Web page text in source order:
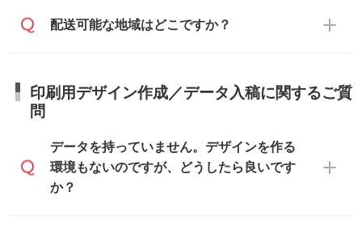
納期は商品や数量、印刷方法、ご納品場
ュール」に注文予定日をご入力いただく
と、おおよその締切日や出荷目安をご確認
いただけます。
商品在庫や印刷ラインを確保するために
短5営業日で出荷可能な商品もご用意してお
商品ページにてご確認ください
ださい。
商品によって異なります。各ページにある
います。(白箱、化粧箱、ブリスターパック
など)
います。(透明袋、デザイン袋など)
【個包装なし】 個包装がされていない状
態で納品します。
配送可能な地域はどこですか？
への直接納品は行っておりませんので予め
印刷用デザイン作成／データ入稿に関するご質
問
データを持っていません。デザインを作る
環境もないのですが、どうしたら良いです
か？